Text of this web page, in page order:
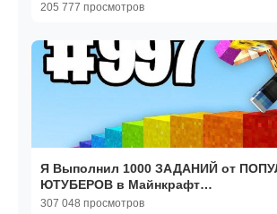
205 777 просмотров
Я Выполнил 1000 ЗАДАНИЙ от
ЮТУБЕРОВ в Майнкрафт…
307 048 просмотров